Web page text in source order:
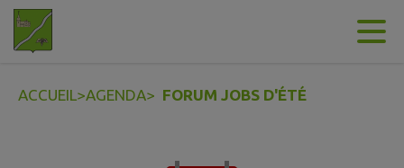
Contenu
ACCUEIL>AGENDA> FORUM JOBS D'ÉTÉ